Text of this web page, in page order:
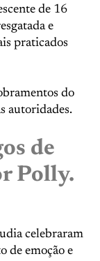
de 16
e
praticados
do
autoridades.
de
Polly.
celebraram
de emoção e